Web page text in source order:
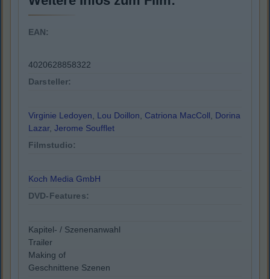
EAN:
4020628858322
Darsteller:
Virginie Ledoyen, Lou Doillon, Catriona MacColl, Dorina
Lazar, Jerome Soufflet
Filmstudio:
Koch Media GmbH
DVD-Features:
Kapitel- / Szenenanwahl
Trailer
Making of
Geschnittene Szenen